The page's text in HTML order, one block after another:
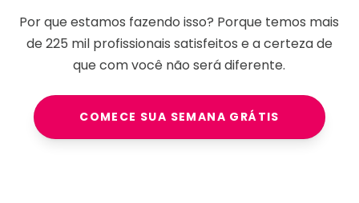
Por que estamos fazendo isso? Porque temos mais
de225 milprofissionais satisfeitos e a certeza de
que com você não será diferente.
COMECE SUA SEMANA GRÁTIS